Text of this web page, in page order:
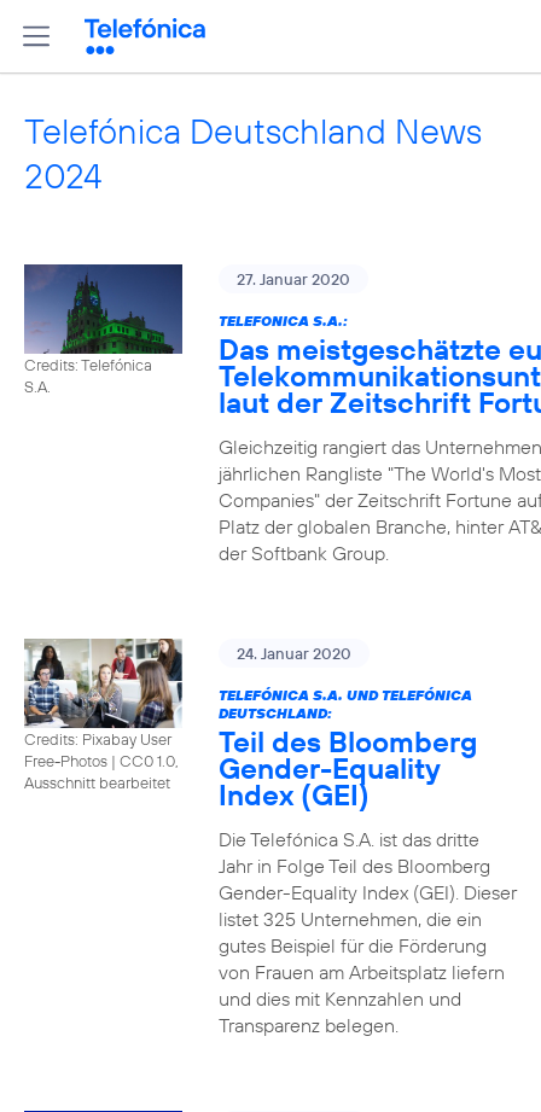
Telefónica Deutschland News
2024
Credits: Telefónica
S.A.
27. Januar 2020
TELEFONICA S.A.:
Das meistgeschätzte
laut der Zeitschrift
Gleichzeitig rangiert das
jährlichen Rangliste "The World's
Companies" der Zeitschrift Fortune
Platz der globalen Branche, hinter
der Softbank Group.
Credits: Pixabay User
Free-Photos | CC0 1.0,
Ausschnitt bearbeitet
24. Januar 2020
TELEFÓNICA S.A. UND TELEFÓNICA
DEUTSCHLAND:
Teil des Bloomberg
Gender-Equality
Index (GEI)
Die Telefónica S.A. ist das dritte
Jahr in Folge Teil des Bloomberg
Gender-Equality Index (GEI). Dieser
listet 325 Unternehmen, die ein
gutes Beispiel für die Förderung
von Frauen am Arbeitsplatz liefern
und dies mit Kennzahlen und
Transparenz belegen.